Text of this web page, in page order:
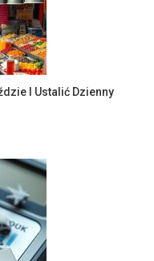
I Ustalić Dzienny